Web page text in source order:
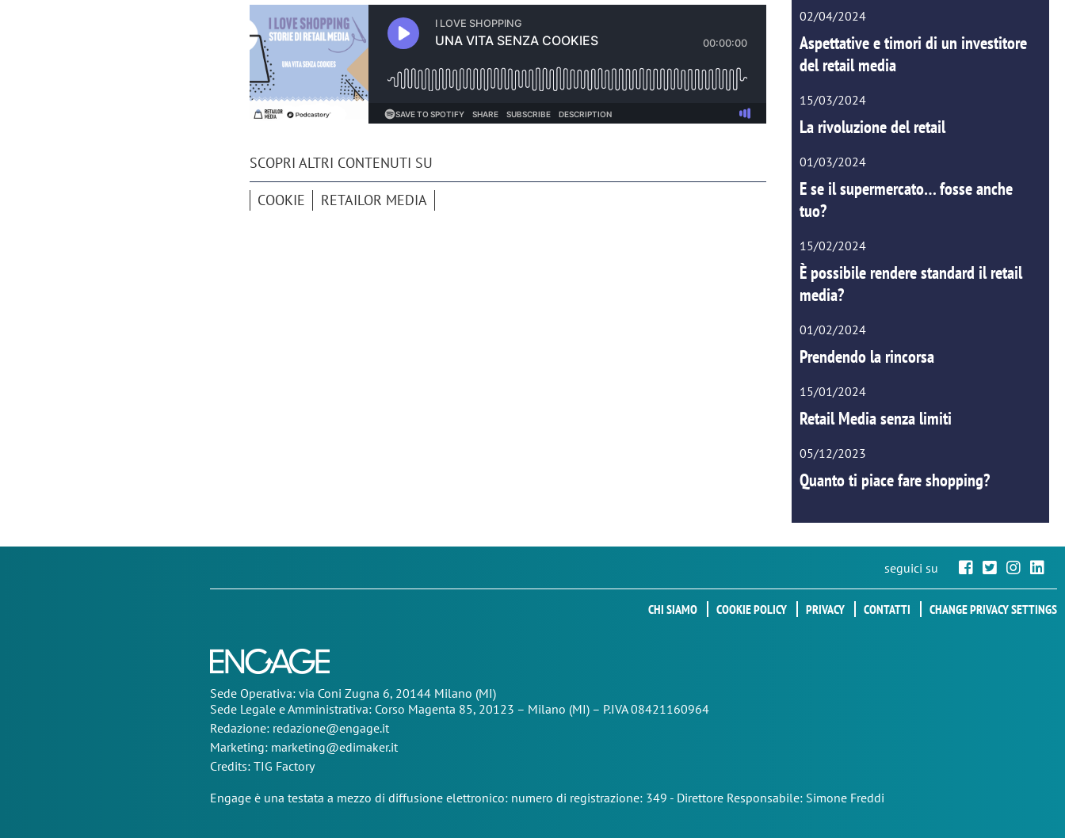
SCOPRI ALTRI CONTENUTI SU
COOKIE RETAILOR MEDIA
02/04/2024
Aspettative e timori di un investitore
del retail media
15/03/2024
La rivoluzione del retail
01/03/2024
E se il supermercato… fosse anche
tuo?
15/02/2024
È possibile rendere standard il retail
media?
01/02/2024
Prendendo la rincorsa
15/01/2024
Retail Media senza limiti
05/12/2023
Quanto ti piace fare shopping?
seguici su
CHI SIAMO COOKIE POLICY PRIVACY CONTATTI CHANGE PRIVACY SETTINGS
Sede Operativa: via Coni Zugna 6, 20144 Milano (MI)
Sede Legale e Amministrativa: Corso Magenta 85, 20123 – Milano (MI) – P.IVA 08421160964
Redazione: redazione@engage.it
Marketing: marketing@edimaker.it
Credits: TIG Factory
Engage è una testata a mezzo di diffusione elettronico: numero di registrazione: 349 - Direttore Responsabile: Simone Freddi